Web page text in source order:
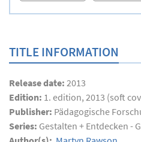
TITLE INFORMATION
Release date: 2013
Edition: 1. edition, 2013 (soft
Publisher: Pädagogische
Series: Gestalten + Entdecken -